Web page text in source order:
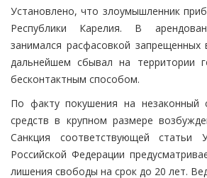
Установлено, что злоумышленник
Республики Карелия. В
занимался расфасовкой
дальнейшем сбывал на территории
бесконтактным способом.
По факту покушения на незаконный
средств в крупном размере
Санкция соответствующей статьи
Российской Федерации
лишения свободы на срок до 20 лет.